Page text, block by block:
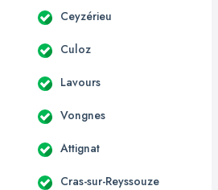
Ceyzérieu
Culoz
Lavours
Vongnes
Attignat
Cras-sur-Reyssouze